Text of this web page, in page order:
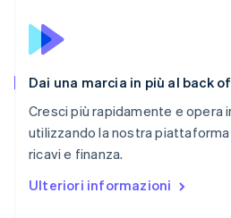
Dai una marcia in più al back
Cresci più rapidamente e opera
utilizzando la nostra
ricavi e finanza.
Ulteriori informazioni
Singapore
English
English
Slovenia
English Italiano
Spagna
EspañolEnglish
EnglishEspañol简体中文